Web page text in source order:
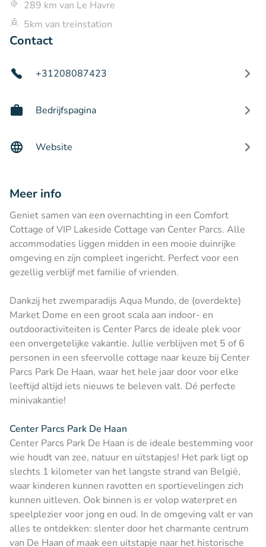
289 km van Le Havre
5km van treinstation
Contact
+31208087423
Bedrijfspagina
Website
Meer info
Geniet samen van een overnachting in een Comfort
Cottage of VIP Lakeside Cottage van Center Parcs. Alle
accommodaties liggen midden in een mooie duinrijke
omgeving en zijn compleet ingericht. Perfect voor een
gezellig verblijf met familie of vrienden.
Dankzij het zwemparadijs Aqua Mundo, de (overdekte)
Market Dome en een groot scala aan indoor- en
outdooractiviteiten is Center Parcs de ideale plek voor
een onvergetelijke vakantie. Jullie verblijven met 5 of 6
personen in een sfeervolle cottage naar keuze bij Center
Parcs Park De Haan, waar het hele jaar door voor elke
leeftijd altijd iets nieuws te beleven valt. Dé perfecte
minivakantie!
Center Parcs Park De Haan
Center Parcs Park De Haan is de ideale bestemming voor
wie houdt van zee, natuur en uitstapjes! Het park ligt op
slechts 1 kilometer van het langste strand van België,
waar kinderen kunnen ravotten en sportievelingen zich
kunnen uitleven. Ook binnen is er volop waterpret en
speelplezier voor jong en oud. In de omgeving valt er van
alles te ontdekken: slenter door het charmante centrum
van De Haan of maak een uitstapje naar het historische